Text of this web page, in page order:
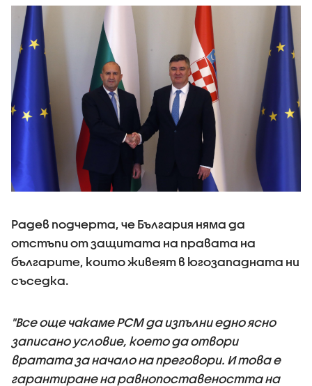
Радев подчерта, че България няма да
отстъпи от защитата на правата на
българите, които живеят в югозападната ни
съседка.
"Все още чакаме РСМ да изпълни едно ясно
записано условие, което да отвори
вратата за начало на преговори. И това е
гарантиране на равнопоставеността на